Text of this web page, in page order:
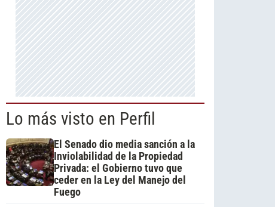
Lo más visto en Perfil
El Senado dio media sanción a la
Inviolabilidad de la Propiedad
Privada: el Gobierno tuvo que
ceder en la Ley del Manejo del
Fuego